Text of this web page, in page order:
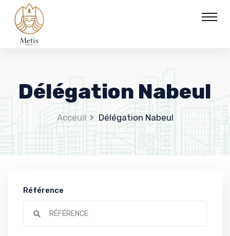
Délégation Nabeul
Acceuil Délégation Nabeul
Référence